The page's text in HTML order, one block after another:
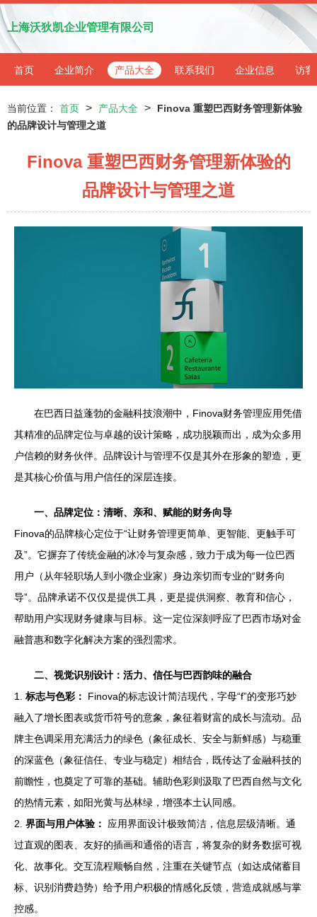
上海沃狄凯企业管理有限公司
首页 企业简介 产品大全 联系我们 企业信息 访客
当前位置： 首页 > 产品大全 >
Finova 重塑巴西财务管理新体验
的品牌设计与管理之道
Finova 重塑巴西财务管理新体验的
品牌设计与管理之道
在巴西日益蓬勃的金融科技浪潮中，Finova财务管理应用凭借
其精准的品牌定位与卓越的设计策略，成功脱颖而出，成为众多用
户信赖的财务伙伴。品牌设计与管理不仅是其外在形象的塑造，更
是其核心价值与用户信任的深层连接。
一、品牌定位：清晰、亲和、赋能的财务向导
Finova的品牌核心定位于“让财务管理更简单、更智能、更触手可
及”。它摒弃了传统金融的冰冷与复杂感，致力于成为每一位巴西
用户（从年轻职场人到小微企业家）身边亲切而专业的“财务向
导”。品牌承诺不仅仅是提供工具，更是提供洞察、教育和信心，
帮助用户实现财务健康与目标。这一定位深刻呼应了巴西市场对金
融普惠和数字化解决方案的强烈需求。
二、视觉识别设计：活力、信任与巴西韵味的融合
1. 标志与色彩：
Finova的标志设计简洁现代，字母“f”的变形巧妙
融入了增长图表或货币符号的意象，象征着财富的成长与流动。品
牌主色调采用充满活力的绿色（象征成长、安全与新鲜感）与稳重
的深蓝色（象征信任、专业与稳定）相结合，既传达了金融科技的
前瞻性，也奠定了可靠的基础。辅助色彩则汲取了巴西自然与文化
的热情元素，如阳光黄与丛林绿，增强本土认同感。
2. 界面与用户体验：
应用界面设计极致简洁，信息层级清晰。通
过直观的图表、友好的插画和通俗的语言，将复杂的财务数据可视
化、故事化。交互流程顺畅自然，注重在关键节点（如达成储蓄目
标、识别消费趋势）给予用户积极的情感化反馈，营造成就感与掌
控感。